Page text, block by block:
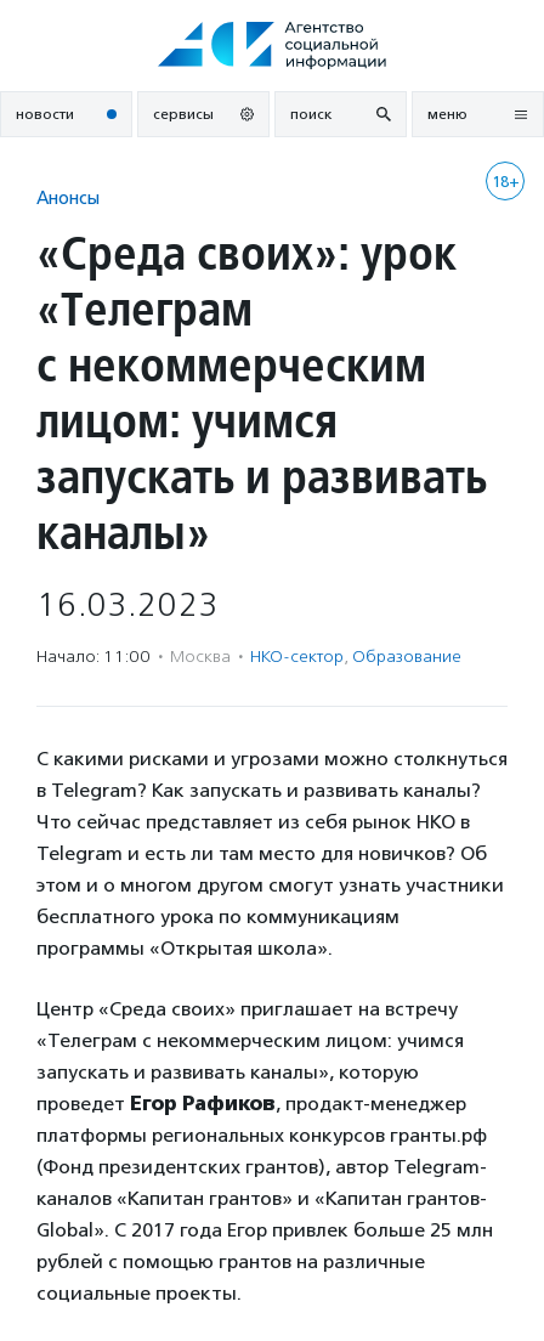
новости сервисы поиск меню
18+
Анонсы
«Среда своих»: урок
«Телеграм
с некоммерческим
лицом: учимся
запускать и развивать
каналы»
16.03.2023
Начало: 11:00 · Москва · НКО-сектор, Образование
С какими рисками и угрозами можно столкнуться
в Telegram? Как запускать и развивать каналы?
Что сейчас представляет из себя рынок НКО в
Telegram и есть ли там место для новичков? Об
этом и о многом другом смогут узнать участники
бесплатного урока по коммуникациям
программы «Открытая школа».
Центр «Среда своих» приглашает на встречу
«Телеграм с некоммерческим лицом: учимся
запускать и развивать каналы», которую
проведет Егор Рафиков, продакт-менеджер
платформы региональных конкурсов гранты.рф
(Фонд президентских грантов), автор Telegram-
каналов «Капитан грантов» и «Капитан грантов-
Global». С 2017 года Егор привлек больше 25 млн
рублей с помощью грантов на различные
социальные проекты.